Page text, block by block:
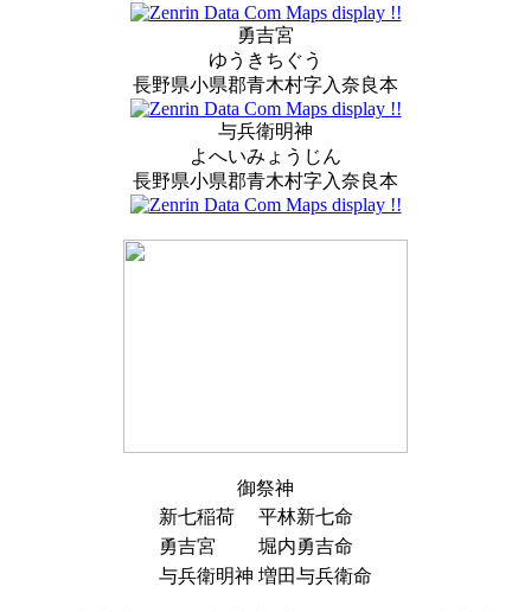
勇吉宮
ゆうきちぐう
長野県小県郡青木村字入奈良本
与兵衛明神
よへいみょうじん
長野県小県郡青木村字入奈良本
御祭神
新七稲荷
平林新七命
勇吉宮
堀内勇吉命
与兵衛明神 増田与兵衛命